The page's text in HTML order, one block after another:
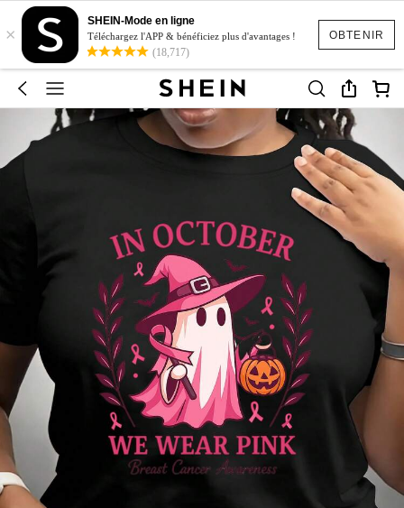
OBTENIR
×
SHEIN-Mode en ligne
Téléchargez l'APP & bénéficiez plus d'avantages !
(18,717)